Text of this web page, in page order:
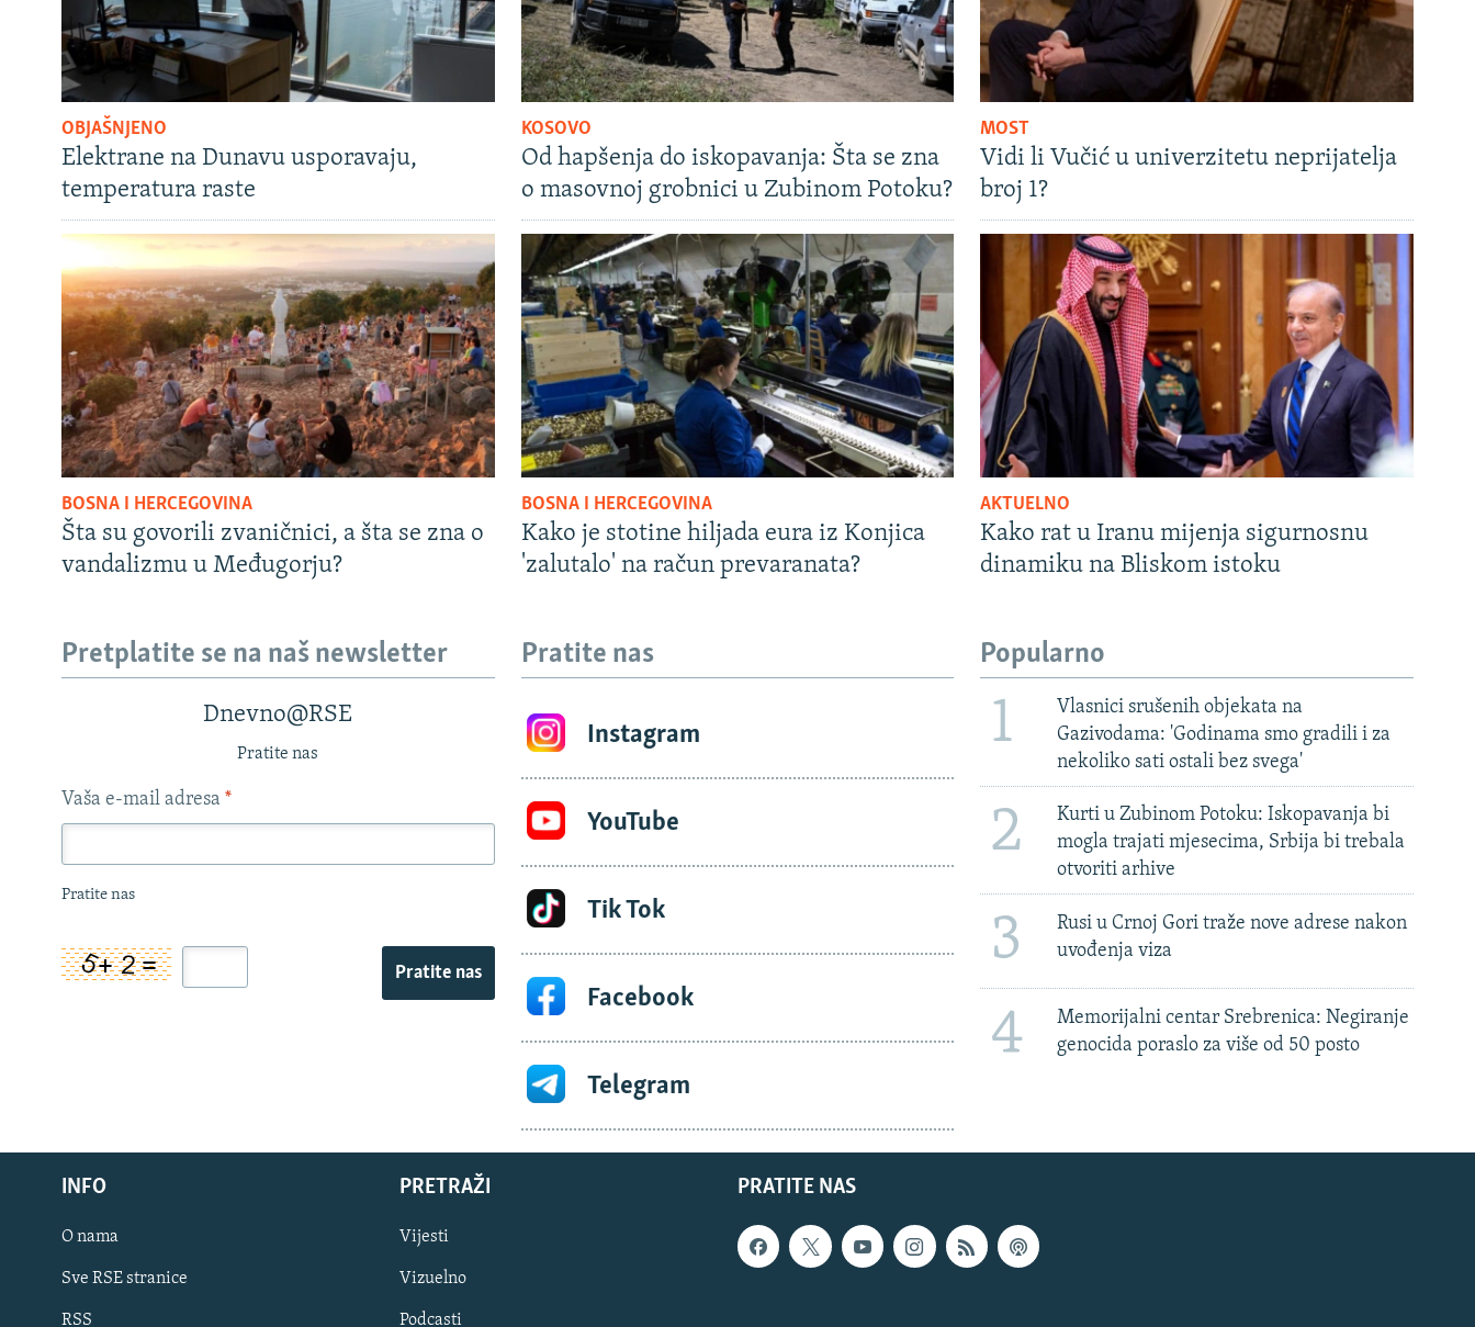
OBJAŠNJENO
Elektrane na Dunavu usporavaju,
temperatura raste
KOSOVO
Od hapšenja do iskopavanja: Šta se zna
o masovnoj grobnici u Zubinom Potoku?
MOST
Vidi li Vučić u univerzitetu neprijatelja
broj 1?
BOSNA I HERCEGOVINA
Šta su govorili zvaničnici, a šta se zna o
vandalizmu u Međugorju?
BOSNA I HERCEGOVINA
Kako je stotine hiljada eura iz Konjica
'zalutalo' na račun prevaranata?
AKTUELNO
Kako rat u Iranu mijenja sigurnosnu
dinamiku na Bliskom istoku
Pretplatite se na naš newsletter
Dnevno@RSE
Pratite nas
Vaša e-mail adresa *
Pratite nas
Pratite nas
Pratite nas
Instagram
YouTube
Tik Tok
Facebook
Telegram
Popularno
1
Vlasnici srušenih objekata na
Gazivodama: 'Godinama smo gradili i za
nekoliko sati ostali bez svega'
2
Kurti u Zubinom Potoku: Iskopavanja bi
mogla trajati mjesecima, Srbija bi trebala
otvoriti arhive
3
Rusi u Crnoj Gori traže nove adrese nakon
uvođenja viza
4
Memorijalni centar Srebrenica: Negiranje
genocida poraslo za više od 50 posto
PRATITE NAS
INFO
O nama
Sve RSE stranice
RSS
PRETRAŽI
Vijesti
Vizuelno
Podcasti